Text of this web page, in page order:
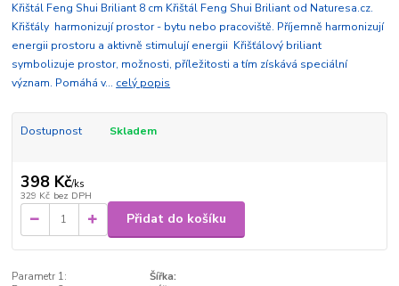
Křištál Feng Shui Briliant 8 cm Křištál Feng Shui Briliant od Naturesa.cz.
Křišťály harmonizují prostor - bytu nebo pracoviště. Příjemně harmonizují
energii prostoru a aktivně stimulují energii Křišťálový briliant
symbolizuje prostor, možnosti, příležitosti a tím získává speciální
význam. Pomáhá v... celý popis
Dostupnost Skladem
398 Kč/ks
329 Kč bez DPH
Přidat do košíku
Parametr 1:
Šířka: